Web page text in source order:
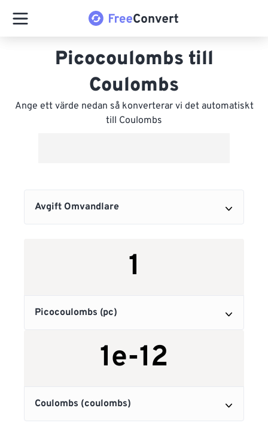
Picocoulombs till
Coulombs
Ange ett värde nedan så konverterar vi det automatiskt
till Coulombs